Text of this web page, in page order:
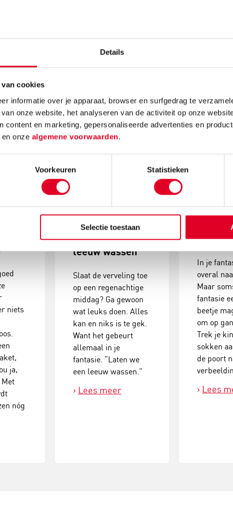
Details
van cookies
informatie over je apparaat, browser en surfgedrag te
onze website, het analyseren van de activiteit op onze
content en marketing, gepersonaliseerde advertenties en
en onze algemene voorwaarden.
Voorkeuren Statistieken
Selectie toestaan
€ 31,24
Meer info Bestel
€ 31,25
Meer info Bestel
Gerelateerde nieuwsberichten
niets
ja,
nóg
Speel het
fantasiespel:
'Laten we een
leeuw wassen'
Slaat de verveling toe
op een regenachtige
middag? Ga gewoon
wat leuks doen. Alles
kan en niks is te gek.
Want het gebeurt
allemaal in je
fantasie. “Laten we
een leeuw wassen.”
Lees meer
Op
met
sokken
In je
overal
Maar
fantasie
beetje
om op
Trek je
sokken
de poort
Lees